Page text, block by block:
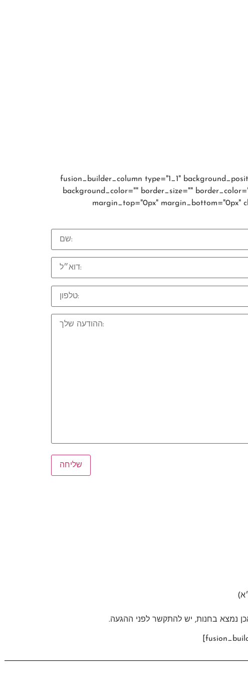
[fusion_builder_container hundred_percent="yes" overflow="visible"][fusion_builder_row][fusion_builder_column
background_color="" border_size=""
margin_top="0px" margin_bottom="0px"
אכן נמצא בחנות, יש להתקשר לפני ההגעה.